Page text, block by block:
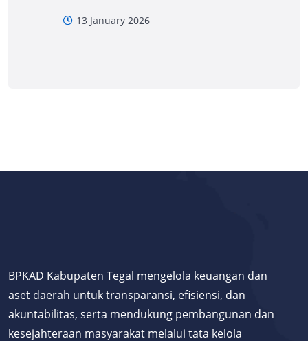
13 January 2026
BPKAD Kabupaten Tegal mengelola keuangan dan
aset daerah untuk transparansi, efisiensi, dan
akuntabilitas, serta mendukung pembangunan dan
kesejahteraan masyarakat melalui tata kelola